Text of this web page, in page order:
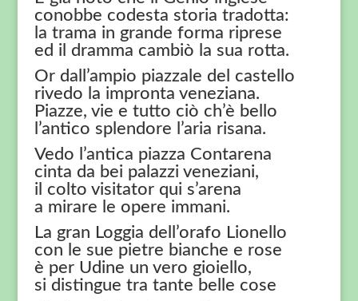
conobbe codesta storia tradotta:
la trama in grande forma riprese
ed il dramma cambiò la sua rotta.
Or dall’ampio piazzale del castello
rivedo la impronta veneziana.
Piazze, vie e tutto ciò ch’è bello
l’antico splendore l’aria risana.
Vedo l’antica piazza Contarena
cinta da bei palazzi veneziani,
il colto visitator qui s’arena
a mirare le opere immani.
La gran Loggia dell’orafo Lionello
con le sue pietre bianche e rose
è per Udine un vero gioiello,
si distingue tra tante belle cose